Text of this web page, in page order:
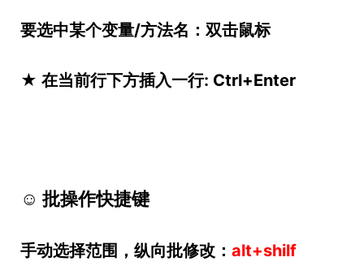
要选中某个变量/方法名：双击鼠标
★ 在当前行下方插入一行: Ctrl+Enter
☺ 批操作快捷键
手动选择范围，纵向批修改： alt+shilf